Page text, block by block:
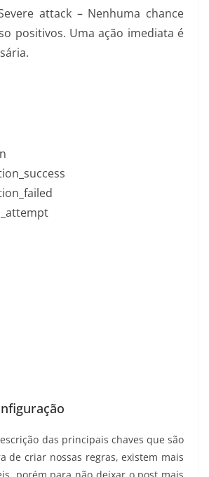
attack – Nenhuma chance
positivos. Uma ação imediata é
.
das principais chaves que são
de criar nossas regras, existem mais
porém para não deixar o post mais